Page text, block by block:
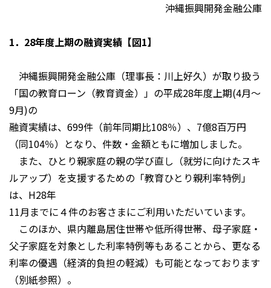
沖縄振興開発金融公庫
1．28年度上期の融資実績【図1】
沖縄振興開発金融公庫（理事長：川上好久）が取り扱う
「国の教育ローン（教育資金）」の平成28年度上期(4月～
9月)の
融資実績は、699件（前年同期比108％）、7億8百万円
（同104％）となり、件数・金額ともに増加しました。
また、ひとり親家庭の親の学び直し（就労に向けたスキ
ルアップ）を支援するための「教育ひとり親利率特例」
は、H28年
11月までに４件のお客さまにご利用いただいています。
このほか、県内離島居住世帯や低所得世帯、母子家庭・
父子家庭を対象とした利率特例等もあることから、更なる
利率の優遇（経済的負担の軽減）も可能となっております
（別紙参照）。